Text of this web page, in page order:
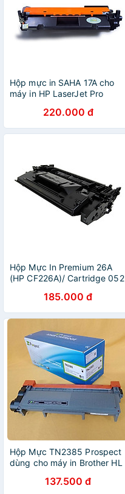
Hộp mực in SAHA 17A cho
máy in HP LaserJet Pro
Hàng chính hãng
220.000 đ
Hộp Mực In Premium 26A
(HP CF226A)/ Cartridge 052
185.000 đ
Hộp Mực TN2385 Prospect
dùng cho máy in Brother HL
L2520D, L2701DW in 2600
137.500 đ